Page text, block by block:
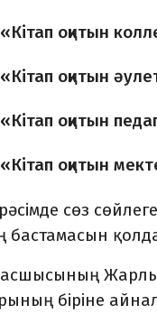
оқитын
оқитын
оқитын
оқитын
сөз
бастамасын
біріне